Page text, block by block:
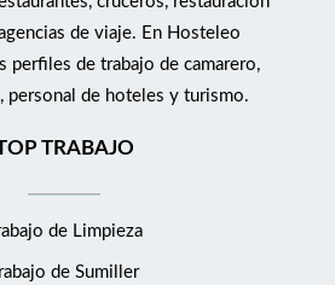
de viaje. En Hosteleo
perfiles de trabajo de camarero,
personal de hoteles y turismo.
TRABAJO
de Limpieza
de Sumiller